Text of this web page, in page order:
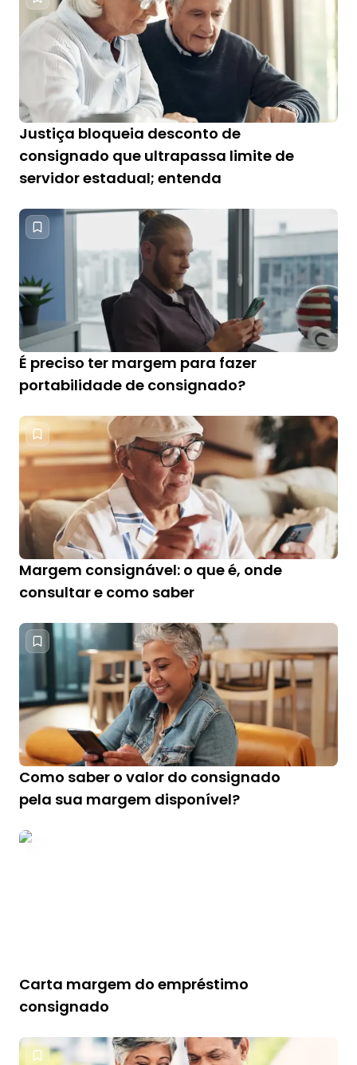
Justiça bloqueia desconto de
consignado que ultrapassa limite de
servidor estadual; entenda
É preciso ter margem para fazer
portabilidade de consignado?
Margem consignável: o que é, onde
consultar e como saber
Como saber o valor do consignado
pela sua margem disponível?
Carta margem do empréstimo
consignado